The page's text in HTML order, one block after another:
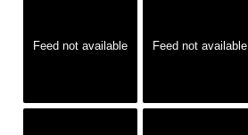
Feed not available Feed not available